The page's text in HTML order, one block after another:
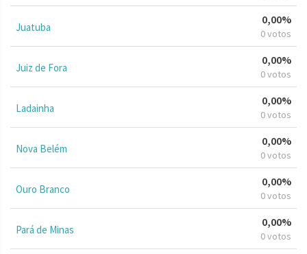
Juatuba
0,00%
0 votos
Juiz de Fora
0,00%
0 votos
Ladainha
0,00%
0 votos
Nova Belém
0,00%
0 votos
Ouro Branco
0,00%
0 votos
Pará de Minas
0,00%
0 votos